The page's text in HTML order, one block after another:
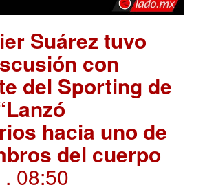
Suárez tuvo
con
del Sporting de
hacia uno de
del cuerpo
. 08:50